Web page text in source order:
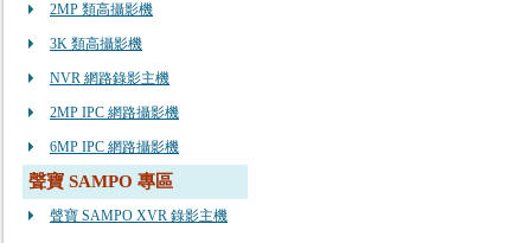
2MP 類高攝影機
3K 類高攝影機
NVR 網路錄影主機
2MP IPC 網路攝影機
6MP IPC 網路攝影機
聲寶 SAMPO 專區
聲寶 SAMPO XVR 錄影主機